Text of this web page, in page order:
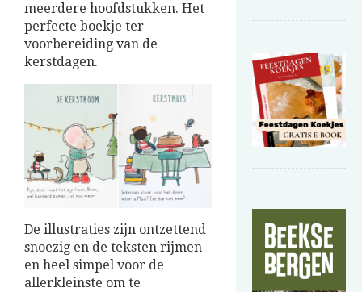
meerdere hoofdstukken. Het
perfecte boekje ter
voorbereiding van de
kerstdagen.
De illustraties zijn ontzettend
snoezig en de teksten rijmen
en heel simpel voor de
allerkleinste om te